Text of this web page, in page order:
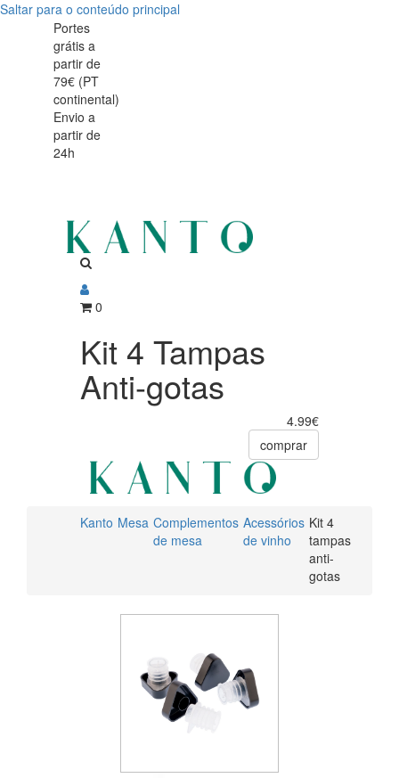
Saltar para o conteúdo principal
Tampas
Anti-
gotas
Tampas
gotas
Portes
grátis a
partir de
79€ (PT
continental)
Envio a
partir de
24h
0
Kit 4 Tampas
Anti-gotas
4.99€
comprar
Kanto Mesa Complementos
de mesa
Acessórios
de vinho
Kit 4
tampas
anti-
gotas